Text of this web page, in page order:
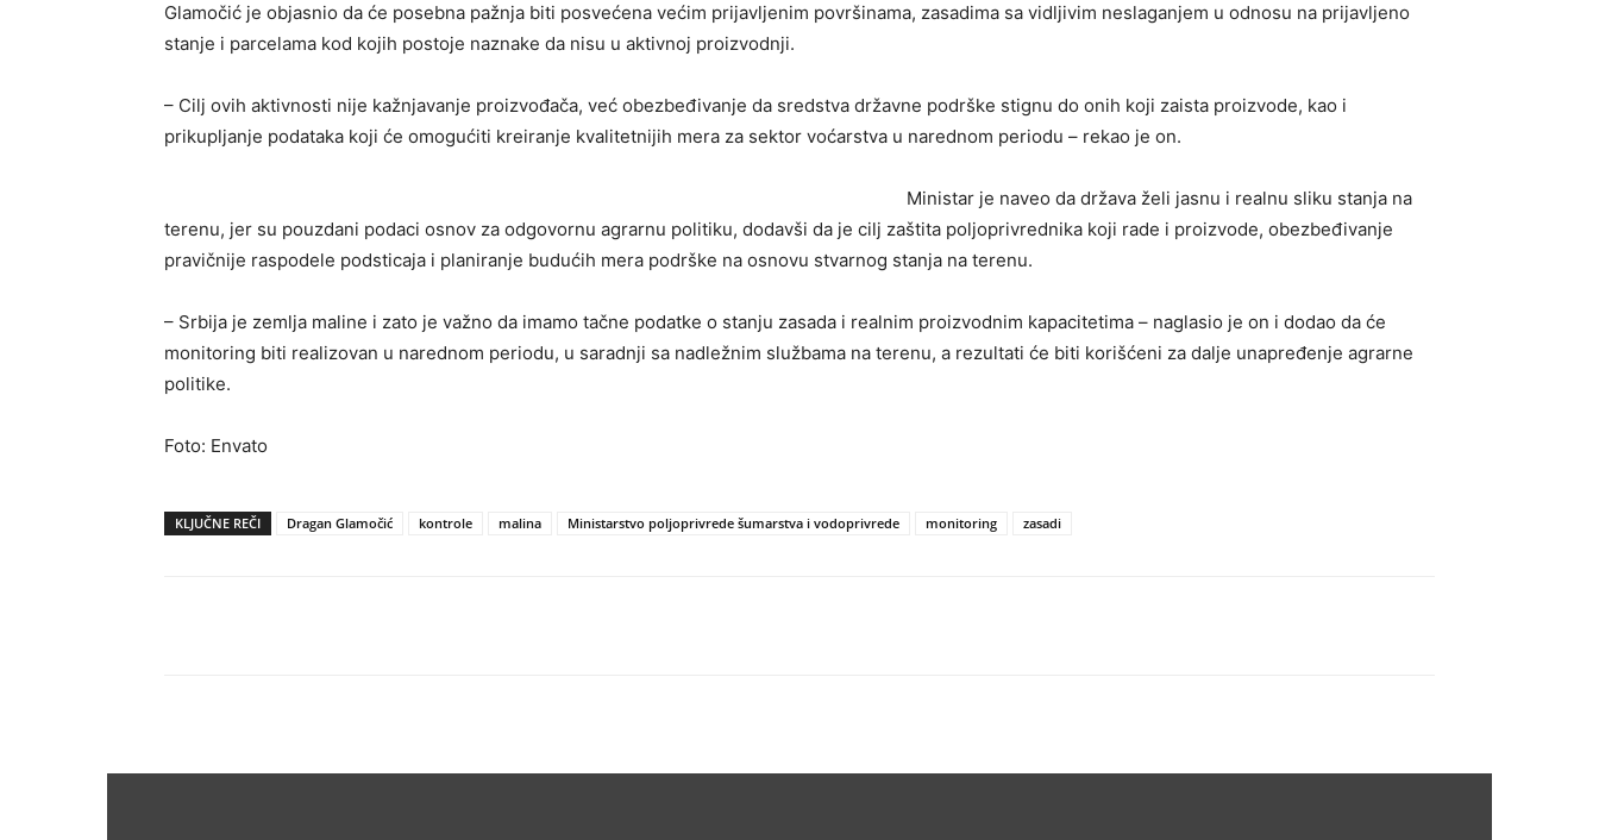
Glamočić je objasnio da će posebna pažnja biti posvećena većim prijavljenim površinama, zasadima sa vidljivim neslaganjem u odnosu na prijavljeno
stanje i parcelama kod kojih postoje naznake da nisu u aktivnoj proizvodnji.
– Cilj ovih aktivnosti nije kažnjavanje proizvođača, već obezbeđivanje da sredstva državne podrške stignu do onih koji zaista proizvode, kao i
prikupljanje podataka koji će omogućiti kreiranje kvalitetnijih mera za sektor voćarstva u narednom periodu – rekao je on.
Ministar je naveo da država želi jasnu i realnu sliku stanja na
terenu, jer su pouzdani podaci osnov za odgovornu agrarnu politiku, dodavši da je cilj zaštita poljoprivrednika koji rade i proizvode, obezbeđivanje
pravičnije raspodele podsticaja i planiranje budućih mera podrške na osnovu stvarnog stanja na terenu.
– Srbija je zemlja maline i zato je važno da imamo tačne podatke o stanju zasada i realnim proizvodnim kapacitetima – naglasio je on i dodao da će
monitoring biti realizovan u narednom periodu, u saradnji sa nadležnim službama na terenu, a rezultati će biti korišćeni za dalje unapređenje agrarne
politike.
Foto: Envato
KLJUČNE REČI Dragan Glamočić kontrole malina Ministarstvo poljoprivrede šumarstva i vodoprivrede monitoring zasadi